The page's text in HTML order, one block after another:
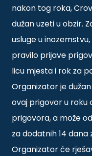
nakon tog roka,
dužan uzeti u obzir.
usluge u
pravilo prijave
licu mjesta i rok za
Organizator je
ovaj prigovor u roku
prigovora, a može
za dodatnih 14
Organizator će